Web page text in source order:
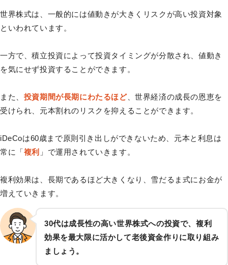
世界株式は、一般的には値動きが大きくリスクが高い投資対象
といわれています。
一方で、積立投資によって投資タイミングが分散され、値動き
を気にせず投資することができます。
また、 投資期間が長期にわたるほど、世界経済の成長の恩恵を
受けられ、元本割れのリスクを抑えることができます。
iDeCoは60歳まで原則引き出しができないため、元本と利息は
常に「 複利 」で運用されていきます。
複利効果は、長期であるほど大きくなり、雪だるま式にお金が
増えていきます。
30代は成長性の高い世界株式への投資で、複利
効果を最大限に活かして老後資金作りに取り組み
ましょう。